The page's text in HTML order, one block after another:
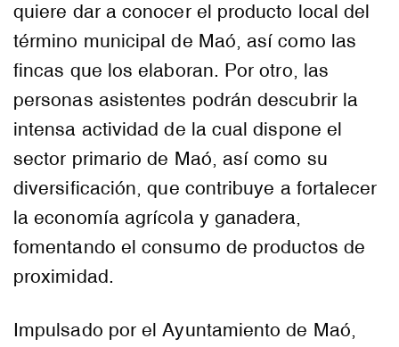
quiere dar a conocer el producto local del
término municipal de Maó, así como las
fincas que los elaboran. Por otro, las
personas asistentes podrán descubrir la
intensa actividad de la cual dispone el
sector primario de Maó, así como su
diversificación, que contribuye a fortalecer
la economía agrícola y ganadera,
fomentando el consumo de productos de
proximidad.
Impulsado por el Ayuntamiento de Maó,